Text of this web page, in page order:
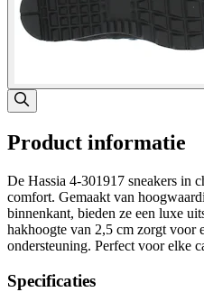
Product informatie
De Hassia 4-301917 sneakers in
comfort. Gemaakt van
binnenkant, bieden ze een luxe
hakhoogte van 2,5 cm zorgt voor
ondersteuning. Perfect voor elke
Specificaties